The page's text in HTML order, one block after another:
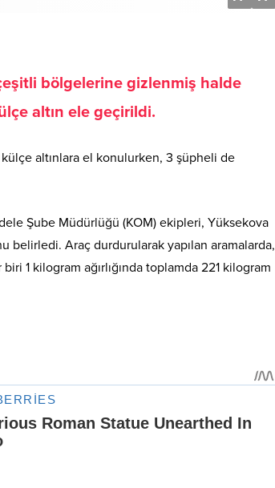
bölgelerine gizlenmiş halde
altın ele geçirildi.
altınlara el konulurken, 3 şüpheli de
Şube Müdürlüğü (KOM) ekipleri, Yüksekova
belirledi. Araç durdurularak yapılan aramalarda,
1 kilogram ağırlığında toplamda 221 kilogram